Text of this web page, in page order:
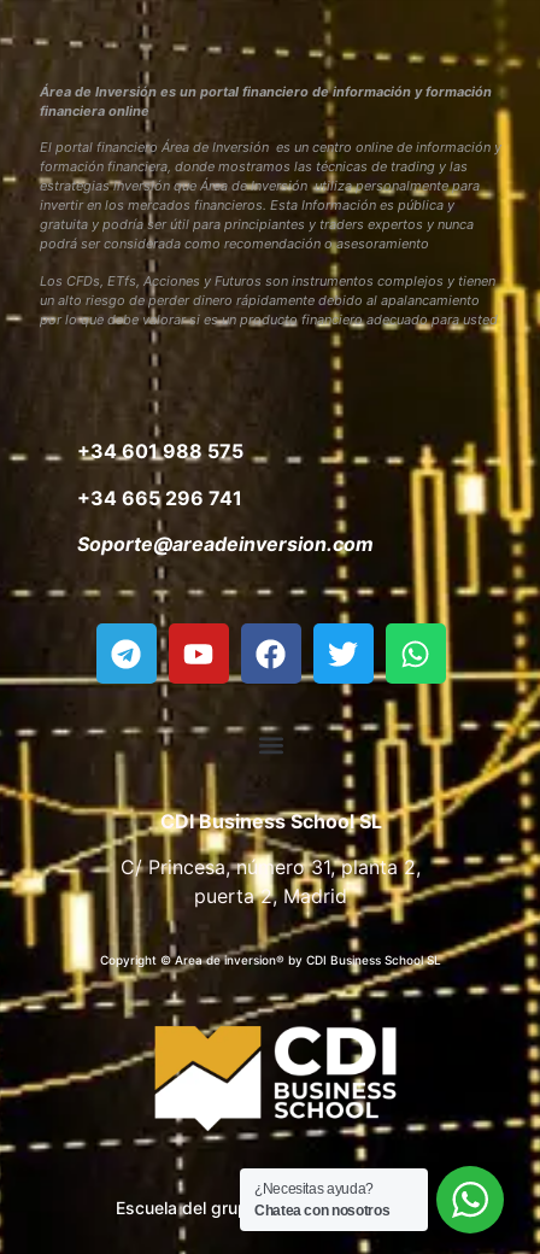
Área de Inversión es un portal financiero de información y formación
financiera online
El portal financiero Área de Inversión es un centro online de información y
formación financiera, donde mostramos las técnicas de trading y las
estrategias inversión que Área de Inversión utiliza personalmente para
invertir en los mercados financieros. Esta Información es pública y
gratuita y podría ser útil para principiantes y traders expertos y nunca
podrá ser considerada como recomendación o asesoramiento
Los CFDs, ETfs, Acciones y Futuros son instrumentos complejos y tienen
un alto riesgo de perder dinero rápidamente debido al apalancamiento
por lo que debe valorar si es un producto financiero adecuado para usted
+34 601 988 575
+34 665 296 741
Soporte@areadeinversion.com
CDI Business School SL
C/ Princesa, número 31, planta 2,
puerta 2, Madrid
Copyright © Area de inversion® by CDI Business School SL
Escuela del grupo CDI Business School
¿Necesitas ayuda?
Chatea con nosotros